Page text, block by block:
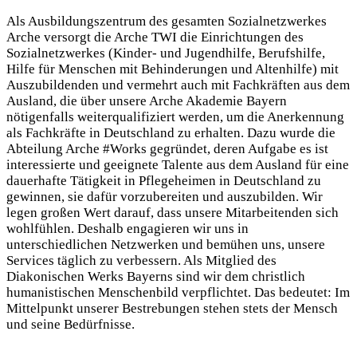
Als Ausbildungszentrum des gesamten Sozialnetzwerkes
Arche versorgt die Arche TWI die Einrichtungen des
Sozialnetzwerkes (Kinder- und Jugendhilfe, Berufshilfe,
Hilfe für Menschen mit Behinderungen und Altenhilfe) mit
Auszubildenden und vermehrt auch mit Fachkräften aus dem
Ausland, die über unsere Arche Akademie Bayern
nötigenfalls weiterqualifiziert werden, um die Anerkennung
als Fachkräfte in Deutschland zu erhalten. Dazu wurde die
Abteilung Arche #Works gegründet, deren Aufgabe es ist
interessierte und geeignete Talente aus dem Ausland für eine
dauerhafte Tätigkeit in Pflegeheimen in Deutschland zu
gewinnen, sie dafür vorzubereiten und auszubilden. Wir
legen großen Wert darauf, dass unsere Mitarbeitenden sich
wohlfühlen. Deshalb engagieren wir uns in
unterschiedlichen Netzwerken und bemühen uns, unsere
Services täglich zu verbessern. Als Mitglied des
Diakonischen Werks Bayerns sind wir dem christlich
humanistischen Menschenbild verpflichtet. Das bedeutet: Im
Mittelpunkt unserer Bestrebungen stehen stets der Mensch
und seine Bedürfnisse.